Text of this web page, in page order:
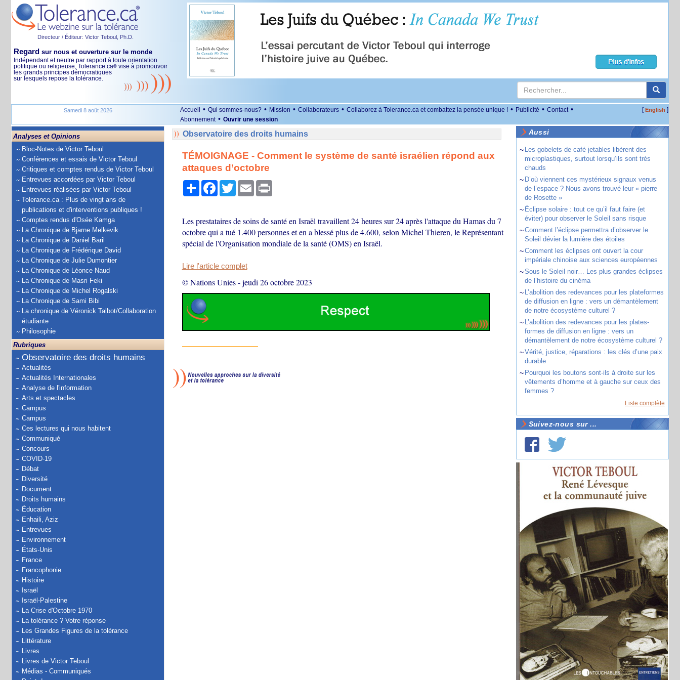
Directeur / Éditeur: Victor Teboul, Ph.D.
Regard sur nous et ouverture sur le monde
Indépendant et neutre par rapport à toute orientation
politique ou religieuse, Tolerance.ca® vise à promouvoir
les grands principes démocratiques
sur lesquels repose la tolérance.
Samedi 8 août 2026 Accueil • Qui sommes-nous? • Mission • Collaborateurs • Collaborez à Tolerance.ca et combattez la pensée unique ! • Publicité • Contact •
Abonnement • Ouvrir une session
[English ]
Analyses et Opinions
Bloc-Notes de Victor Teboul
Conférences et essais de Victor Teboul
Critiques et comptes rendus de Victor Teboul
Entrevues accordées par Victor Teboul
Entrevues réalisées par Victor Teboul
Tolerance.ca : Plus de vingt ans de
publications et d'interventions publiques !
Comptes rendus d'Osée Kamga
La Chronique de Bjarne Melkevik
La Chronique de Daniel Baril
La Chronique de Frédérique David
La Chronique de Julie Dumontier
La Chronique de Léonce Naud
La Chronique de Masri Feki
La Chronique de Michel Rogalski
La Chronique de Sami Bibi
La chronique de Véronick Talbot/Collaboration
étudiante
Philosophie
Rubriques
Observatoire des droits humains
Actualités
Actualités Internationales
Analyse de l'information
Arts et spectacles
Campus
Campus
Ces lectures qui nous habitent
Communiqué
Concours
COVID-19
Débat
Diversité
Document
Droits humains
Éducation
Enhaili, Aziz
Entrevues
Environnement
États-Unis
France
Francophonie
Histoire
Israël
Israël-Palestine
La Crise d'Octobre 1970
La tolérance ? Votre réponse
Les Grandes Figures de la tolérance
Littérature
Livres
Livres de Victor Teboul
Médias - Communiqués
Observatoire des droits humains
TÉMOIGNAGE - Comment le système de santé israélien répond aux
attaques d’octobre
PartagerFacebook
TwitterEmail Print
Les prestataires de soins de santé en Israël travaillent 24 heures sur 24 après l'attaque du Hamas du 7
octobre qui a tué 1.400 personnes et en a blessé plus de 4.600, selon Michel Thieren, le Représentant
spécial de l'Organisation mondiale de la santé (OMS) en Israël.
Lire l'article complet
© Nations Unies-jeudi 26 octobre 2023
Aussi
~ Les gobelets de café jetables libèrent des
microplastiques, surtout lorsqu’ils sont très
chauds
~ D’où viennent ces mystérieux signaux venus
de l’espace ? Nous avons trouvé leur « pierre
de Rosette »
~ Éclipse solaire : tout ce qu’il faut faire (et
éviter) pour observer le Soleil sans risque
~Comment l’éclipse permettra d’observer le
Soleil dévier la lumière des étoiles
~Comment les éclipses ont ouvert la cour
impériale chinoise aux sciences européennes
~Sous le Soleil noir… Les plus grandes éclipses
de l’histoire du cinéma
~ L’abolition des redevances pour les plateformes
de diffusion en ligne : vers un démantèlement
de notre écosystème culturel ?
~ L’abolition des redevances pour les plates-
formes de diffusion en ligne : vers un
démantèlement de notre écosystème culturel ?
~Vérité, justice, réparations : les clés d’une paix
durable
~ Pourquoi les boutons sont-ils à droite sur les
vêtements d’homme et à gauche sur ceux des
femmes ?
Liste complète
Suivez-nous sur ...